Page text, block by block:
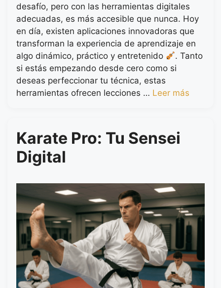
desafío, pero con las herramientas digitales
adecuadas, es más accesible que nunca. Hoy
en día, existen aplicaciones innovadoras que
transforman la experiencia de aprendizaje en
algo dinámico, práctico y entretenido
. Tanto
si estás empezando desde cero como si
deseas perfeccionar tu técnica, estas
herramientas ofrecen lecciones … Leer más
Karate Pro: Tu Sensei
Digital